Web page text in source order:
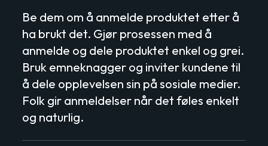
Be dem om å anmelde produktet etter å
ha brukt det. Gjør prosessen med å
anmelde og dele produktet enkel og grei.
Bruk emneknagger og inviter kundene til
å dele opplevelsen sin på sosiale medier.
Folk gir anmeldelser når det føles enkelt
og naturlig.